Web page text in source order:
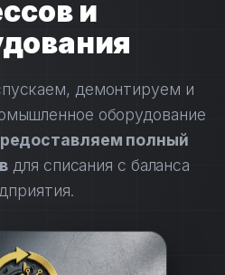
и
демонтируем и
оборудование
полный
для списания с баланса